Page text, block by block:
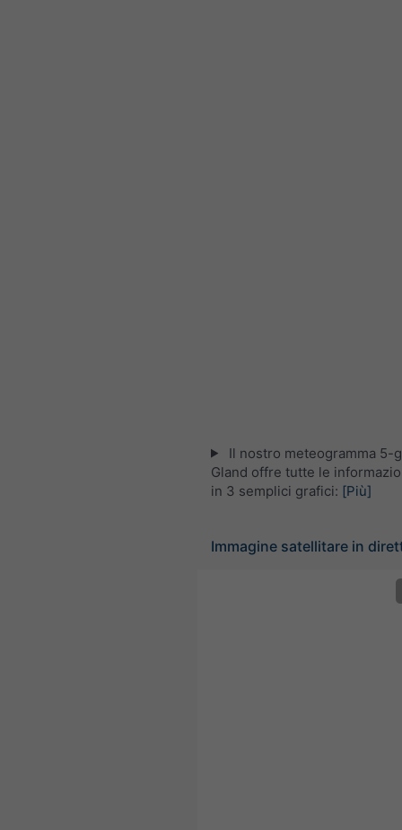
Il nostro meteogramma 5-
Gland offre tutte le
in 3 semplici grafici: [Più]
Immagine satellitare in